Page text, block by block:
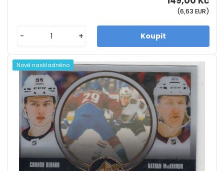
(6,63 EUR)
- +
Nově naskladněno